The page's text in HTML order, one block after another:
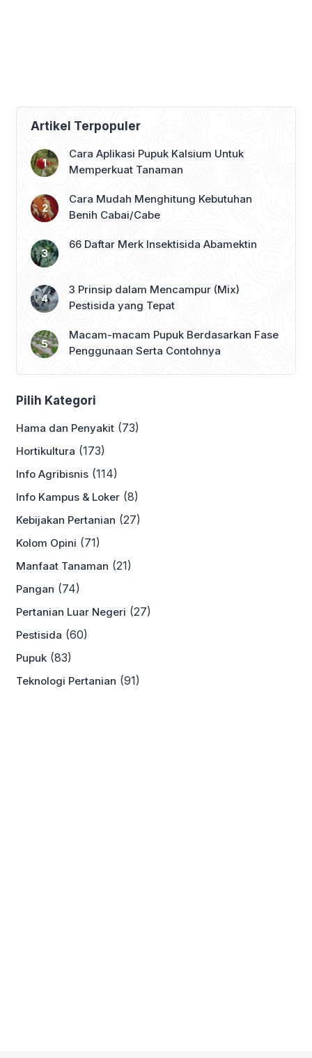
Artikel Terpopuler
Cara Aplikasi Pupuk Kalsium Untuk
Memperkuat Tanaman
Cara Mudah Menghitung Kebutuhan
Benih Cabai/Cabe
66 Daftar Merk Insektisida Abamektin
3 Prinsip dalam Mencampur (Mix)
Pestisida yang Tepat
Macam-macam Pupuk Berdasarkan Fase
Penggunaan Serta Contohnya
Pilih Kategori
Hama dan Penyakit (73)
Hortikultura (173)
Info Agribisnis (114)
Info Kampus & Loker (8)
Kebijakan Pertanian (27)
Kolom Opini (71)
Manfaat Tanaman (21)
Pangan (74)
Pertanian Luar Negeri (27)
Pestisida (60)
Pupuk (83)
Teknologi Pertanian (91)